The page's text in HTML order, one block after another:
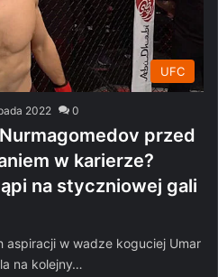
UFC
2022 0
przed
w karierze?
na styczniowej gali
aspiracji w wadze koguciej Umar
na kolejny…